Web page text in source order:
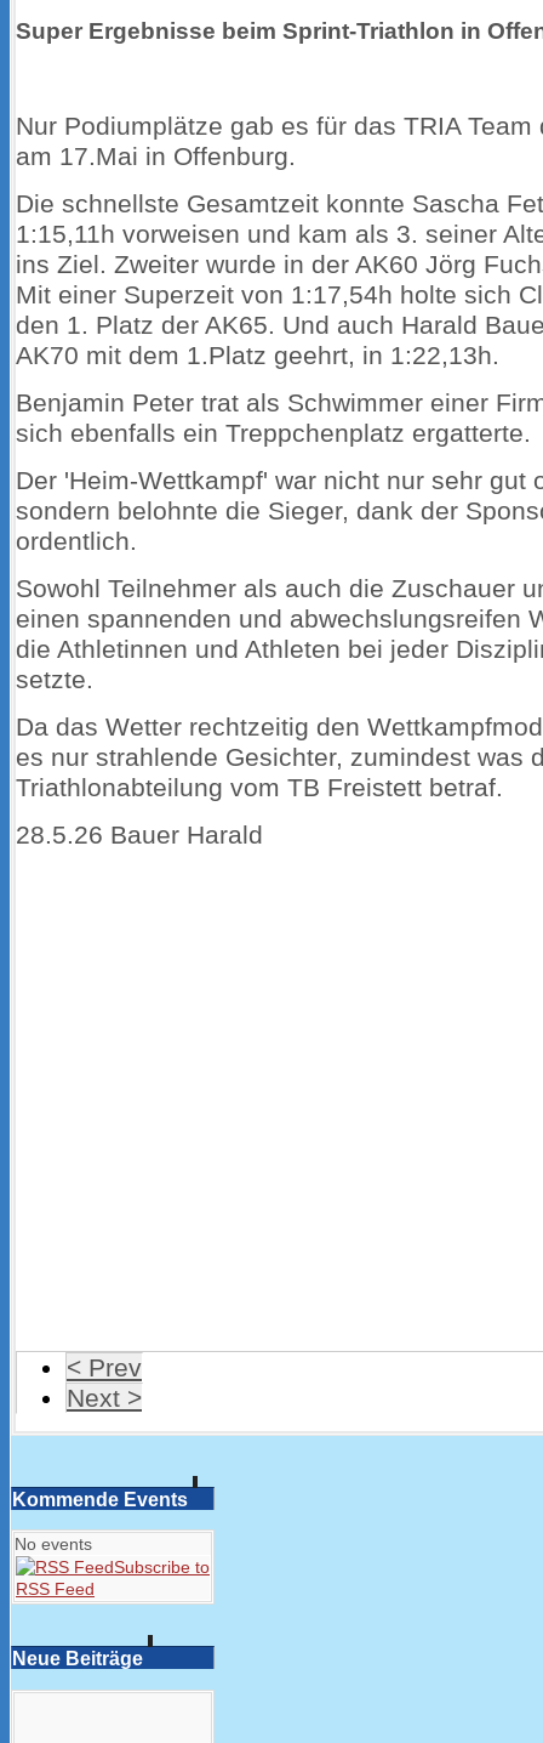
Super Ergebnisse beim Sprint-Triathlon in
Nur Podiumplätze gab es für das TRIA Team
am 17.Mai in Offenburg.
Die schnellste Gesamtzeit konnte Sascha
1:15,11h vorweisen und kam als 3. seiner
ins Ziel. Zweiter wurde in der AK60 Jörg
Mit einer Superzeit von 1:17,54h holte sich
den 1. Platz der AK65. Und auch Harald
AK70 mit dem 1.Platz geehrt, in 1:22,13h.
Benjamin Peter trat als Schwimmer einer
sich ebenfalls ein Treppchenplatz ergatterte.
Der 'Heim-Wettkampf' war nicht nur sehr gut
sondern belohnte die Sieger, dank der
ordentlich.
Sowohl Teilnehmer als auch die Zuschauer
einen spannenden und abwechslungsreifen
die Athletinnen und Athleten bei jeder
setzte.
Da das Wetter rechtzeitig den
es nur strahlende Gesichter, zumindest was
Triathlonabteilung vom TB Freistett betraf.
28.5.26 Bauer Harald
< Prev
Next >
Kommende Events
No events
Subscribe to
RSS Feed
Neue Beiträge